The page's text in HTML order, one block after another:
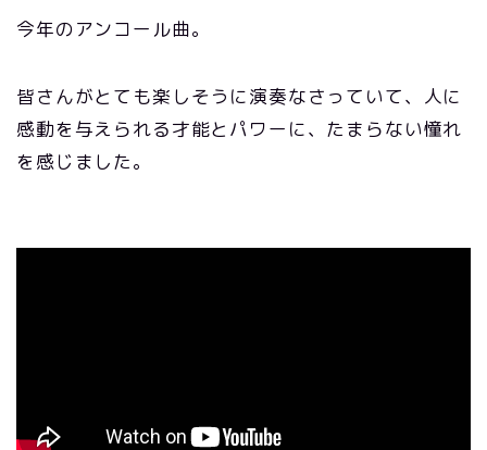
今年のアンコール曲。
皆さんがとても楽しそうに演奏なさっていて、人に
感動を与えられる才能とパワーに、たまらない憧れ
を感じました。